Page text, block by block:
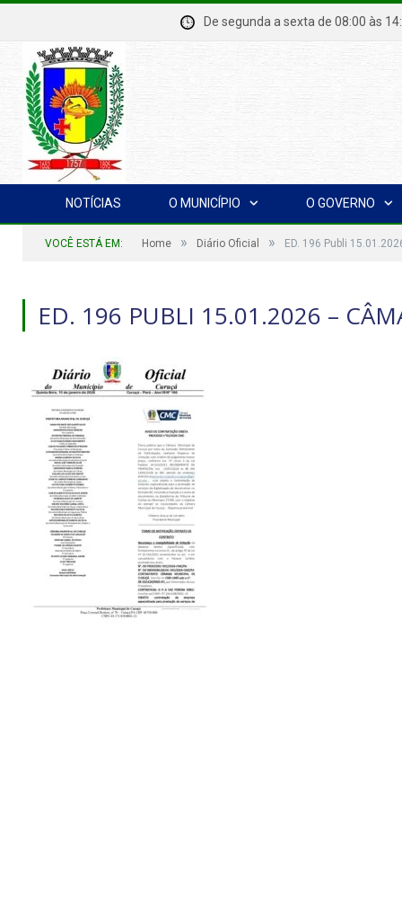
De segunda a sexta de 08:00
NOTÍCIAS O MUNICÍPIO O GOVERNO
VOCÊ ESTÁ EM: Home » Diário Oficial » ED. 196 Publi
ED. 196 PUBLI 15.01.2026 –